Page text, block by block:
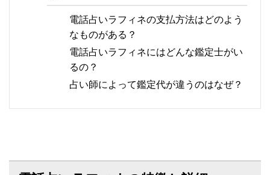
電話占いラフィネの支払方法はどのよう
なものがある？
電話占いラフィネにはどんな鑑定士がい
るの？
占い師によって鑑定代が違うのはなぜ？